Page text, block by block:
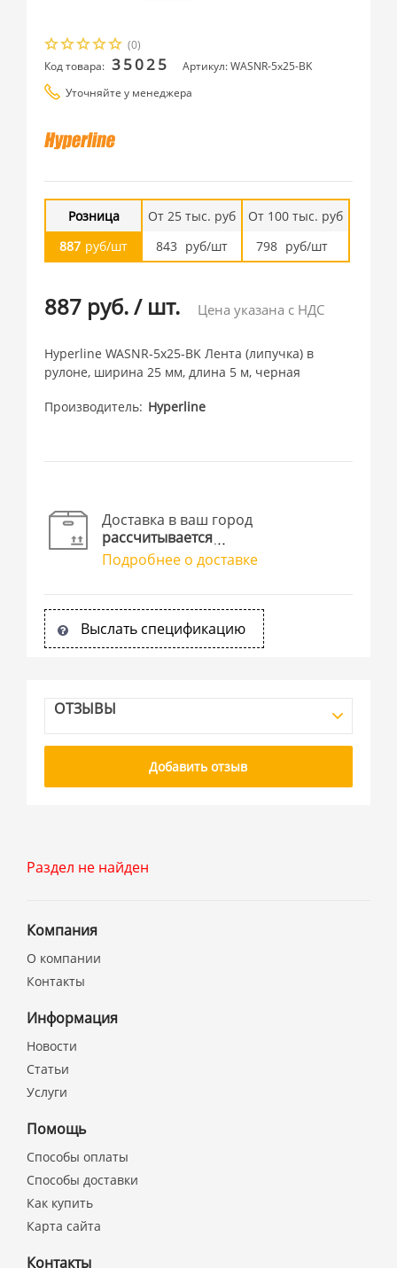
(0)
Код товара: 35025
Артикул: WASNR-5x25-BK
Уточняйте у менеджера
Розница
887 руб/шт
От 25 тыс. руб
843 руб/шт
От 100 тыс. руб
798 руб/шт
887 руб./ шт. Цена указана с НДС
Hyperline WASNR-5x25-BK Лента (липучка) в
рулоне, ширина 25 мм, длина 5 м, черная
Производитель Hyperline
Доставка в ваш город
рассчитывается
Подробнее о доставке
Выслать спецификацию
ОТЗЫВЫ
Добавить отзыв
Раздел не найден
Компания
О компании
Контакты
Информация
Новости
Статьи
Услуги
Помощь
Способы оплаты
Способы доставки
Как купить
Карта сайта
Контакты